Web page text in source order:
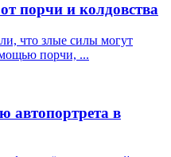
порчи и колдовства
что злые силы могут
порчи, ...
автопортрета в